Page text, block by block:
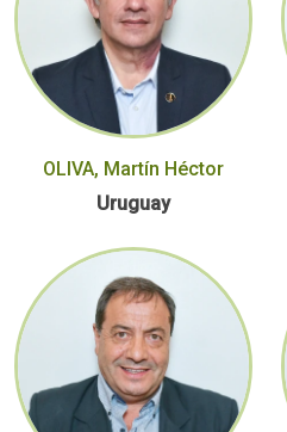
OLIVA, Martín Héctor
Uruguay